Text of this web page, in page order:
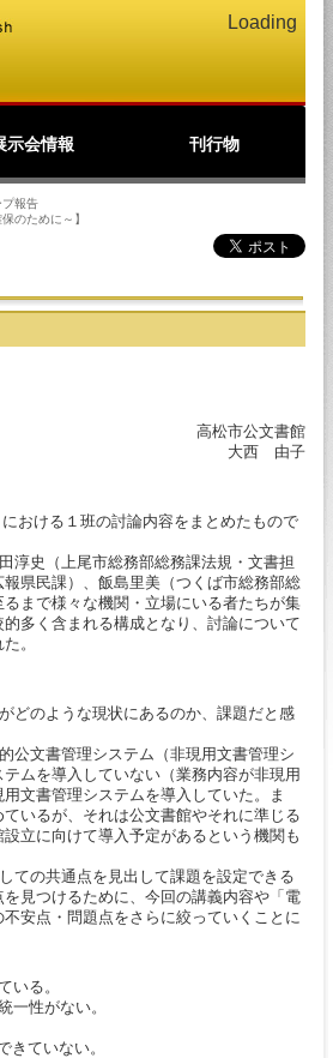
Loading
示会情報
報
示会
刊行物
公文書館ニュース
アーカイブズ
北の丸
パンフレット(PDF)
プ報告
のために～】
高松市公文書館
大西 由子
おける１班の討論内容をまとめたもので
淳史（上尾市総務部総務課法規・文書担
県民課）、飯島里美（つくば市総務部総
まで様々な機関・立場にいる者たちが集
多く含まれる構成となり、討論について
。
どのような現状にあるのか、課題だと感
公文書管理システム（非現用文書管理シ
ムを導入していない（業務内容が非現用
文書管理システムを導入していた。ま
いるが、それは公文書館やそれに準じる
立に向けて導入予定があるという機関も
ての共通点を見出して課題を設定できる
見つけるために、今回の講義内容や「電
安点・問題点をさらに絞っていくことに
いる。
性がない。
ていない。